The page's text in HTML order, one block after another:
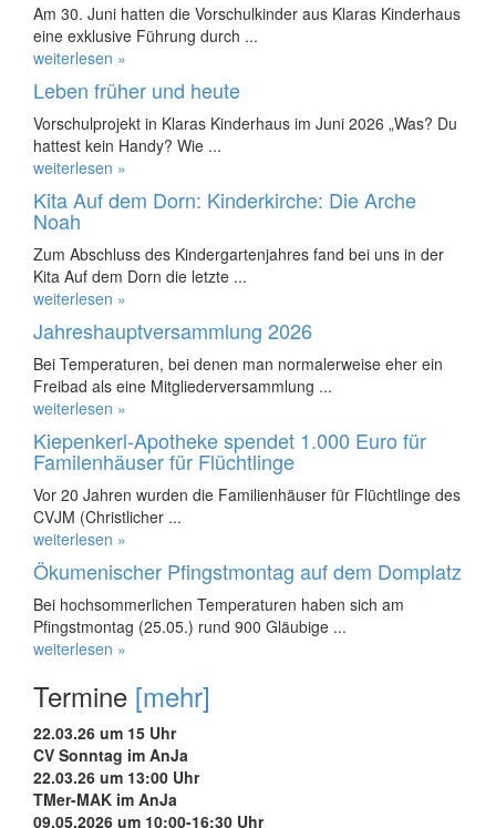
Am 30. Juni hatten die Vorschulkinder aus Klaras Kinderhaus
eine exklusive Führung durch ...
weiterlesen »
Leben früher und heute
Vorschulprojekt in Klaras Kinderhaus im Juni 2026 „Was? Du
hattest kein Handy? Wie ...
weiterlesen »
Kita Auf dem Dorn: Kinderkirche: Die Arche
Noah
Zum Abschluss des Kindergartenjahres fand bei uns in der
Kita Auf dem Dorn die letzte ...
weiterlesen »
Jahreshauptversammlung 2026
Bei Temperaturen, bei denen man normalerweise eher ein
Freibad als eine Mitgliederversammlung ...
weiterlesen »
Kiepenkerl-Apotheke spendet 1.000 Euro für
Familenhäuser für Flüchtlinge
Vor 20 Jahren wurden die Familienhäuser für Flüchtlinge des
CVJM (Christlicher ...
weiterlesen »
Ökumenischer Pfingstmontag auf dem Domplatz
Bei hochsommerlichen Temperaturen haben sich am
Pfingstmontag (25.05.) rund 900 Gläubige ...
weiterlesen »
Termine [mehr]
22.03.26 um 15 Uhr
CV Sonntag im AnJa
22.03.26 um 13:00 Uhr
TMer-MAK im AnJa
09.05.2026 um 10:00-16:30 Uhr